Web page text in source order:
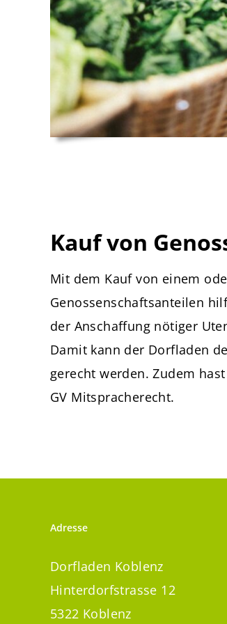
Kauf von
Mit dem Kauf von einem
Genossenschaftsanteilen
der Anschaffung nötiger
Damit kann der Dorfladen
gerecht werden. Zudem
GV Mitspracherecht.
Adresse
Dorfladen Koblenz
Hinterdorfstrasse 12
5322 Koblenz